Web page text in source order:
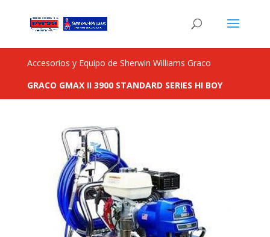
Accesorios y Equipo de Sherwin Williams Graco
GRACO GMAX II 3900 STANDARD SERIES HI BOY